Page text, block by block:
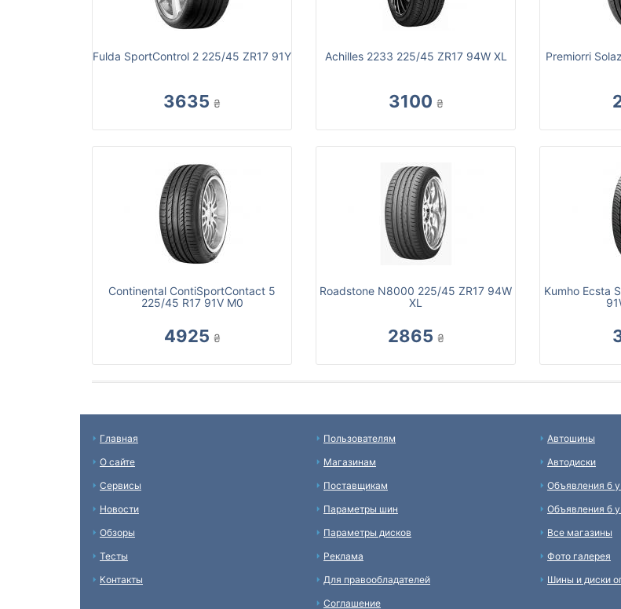
Fulda SportControl 2 225/45 ZR17 91Y
3635 ₴
Achilles 2233 225/45 ZR17 94W XL
3100 ₴
Premiorri
Continental ContiSportContact 5
225/45 R17 91V M0
4925 ₴
Roadstone N8000 225/45 ZR17 94W
XL
2865 ₴
Kumho Ecsta
Главная
О сайте
Сервисы
Новости
Обзоры
Тесты
Контакты
Пользователям
Магазинам
Поставщикам
Параметры шин
Параметры дисков
Реклама
Для правообладателей
Соглашение
Автошины
Автодиски
Объявления б
Объявления б у
Все магазины
Фото галерея
Шины и диски